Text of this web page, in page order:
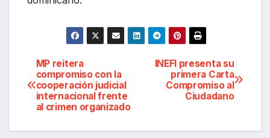
Navegación
de
entradas
INEFI presenta su
primera Carta
Compromiso al
Ciudadano
MP reitera
compromiso con la
cooperación judicial
internacional frente
al crimen organizado